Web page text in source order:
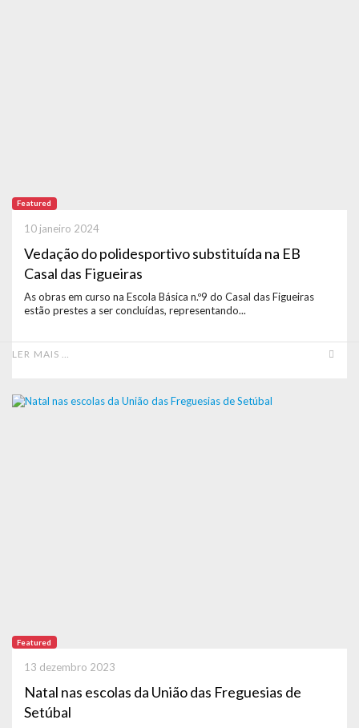
Featured
Vedação do polidesportivo substituída na EB
Casal das Figueiras
10 janeiro 2024
As obras em curso na Escola Básica n.º9 do Casal das Figueiras
estão prestes a ser concluídas, representando...
LER MAIS …
Featured
Natal nas escolas da União das Freguesias de
Setúbal
13 dezembro 2023